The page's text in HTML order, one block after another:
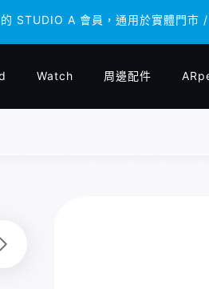
STUDIO A 會員，通用於實體門市
STUDIO A 會員，通用於實體門市
Watch 周邊配件